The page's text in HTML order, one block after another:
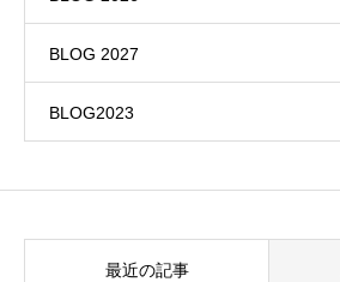
BLOG 2027
BLOG2023
最近の記事